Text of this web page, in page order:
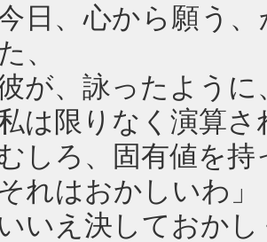
今日、心から願う
、
が、詠ったように
私は限りなく演算
むしろ、固有値を
それはおかしいわ」
いいえ決しておか